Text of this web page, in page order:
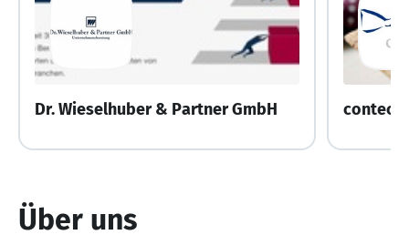
Dr. Wieselhuber & Partner GmbH contec
Über uns